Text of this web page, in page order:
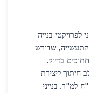
לפרויקטי בנייה
התעשייה, שדורש
בדיוק.
עירוני ב-2026 משלב חיתוך ליצירת
ותמיכות, בעלות של 120 ש"ח למ"ר. בנייני